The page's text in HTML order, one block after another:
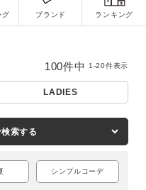
グ ブランド ランキング
索
LADIES
索する
シンプルコーデ
100件中 1-20件表示